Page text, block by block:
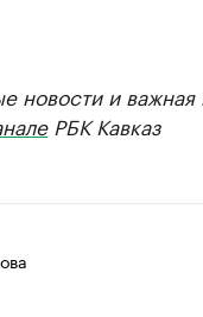
новости и
РБК Кавказ